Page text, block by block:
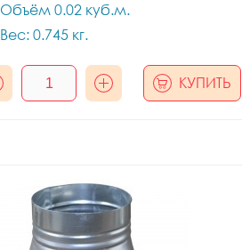
Объём 0.02 куб.м.
Вес: 0.745 кг.
КУПИТЬ